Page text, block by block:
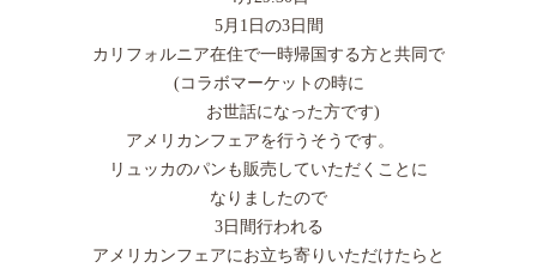
5月1日の3日間
カリフォルニア在住で一時帰国する方と共同で
(コラボマーケットの時に
お世話になった方です)
アメリカンフェアを行うそうです。
リュッカのパンも販売していただくことに
なりましたので
3日間行われる
アメリカンフェアにお立ち寄りいただけたらと